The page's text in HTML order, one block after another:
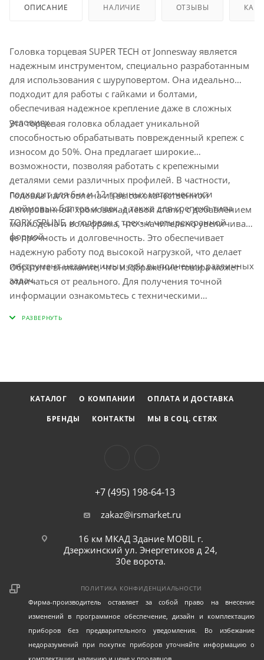
ОПИСАНИЕ НАЛИЧИЕ ОТЗЫВЫ КАК
Головка торцевая SUPER TECH от Jonnesway является
надежным инструментом, специально разработанным
для использования с шуруповертом. Она идеально
подходит для работы с гайками и болтами,
обеспечивая надежное крепление даже в сложных
условиях.
Эта торцевая головка обладает уникальной
способностью обрабатывать поврежденный крепеж с
износом до 50%. Она предлагает широкие
возможности, позволяя работать с крепежными
деталями семи различных профилей. В частности,
подходит для 6-и и 12-гранных метрических и
дюймовых болтов и гаек, а также для крепежа типа
TORX, SPLINE, и головок с трех- и четырехгранной
формой.
Головка изготовлена из высококачественной
легированной хромованадиевой стали, с добавлением
молибдена и вольфрама, что значительно увеличивает
ее прочность и долговечность. Это обеспечивает
надежную работу под высокой нагрузкой, что делает
инструмент незаменимым при выполнении различных
задач.
Обратите внимание, что изображение товара может
отличаться от реального. Для получения точной
информации ознакомьтесь с техническими
КАТАЛОГ О КОМПАНИИ
ОПЛАТА И ДОСТАВКА
БРЕНДЫ
КОНТАКТЫ МЫ В СОЦ. СЕТЯХ
+7 (495) 198-64-13
zakaz@irsmarket.ru
16 км МКАД Здание MOBIL г.
Дзержинский ул. Энергетиков д 24,
30е ворота.
ПОЛИТИКА КОНФИДЕНЦИАЛЬНОСТИ
Фирма-производитель оставляет за собой право на внесение
изменений в программное обеспечение, дизайн и комплектацию
приборов без предварительного уведомления. Во избежание
недоразумений при покупке приборов уточняйте информацию о